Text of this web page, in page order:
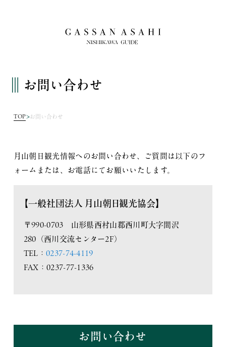
お問い合わせ
TOP お問い合わせ
月山朝日観光情報へのお問い合わせ、ご質問は以下のフ
ォームまたは、お電話にてお願いいたします。
【一般社団法人 月山朝日観光協会】
〒990-0703 山形県西村山郡西川町大字間沢
280（西川交流センター2F）
TEL：0237-74-4119
FAX：0237-77-1336
お問い合わせ